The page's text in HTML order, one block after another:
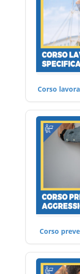
Corso
Corso